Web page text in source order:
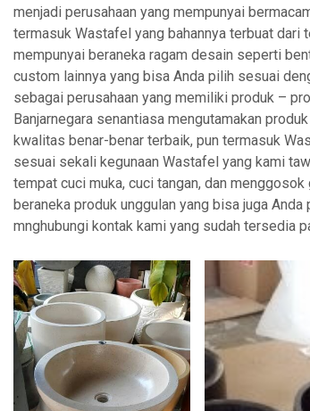
menjadi perusahaan yang mempunyai
termasuk Wastafel yang bahannya terbuat dari
mempunyai beraneka ragam desain seperti
custom lainnya yang bisa Anda pilih sesuai
sebagai perusahaan yang memiliki produk –
Banjarnegara senantiasa mengutamakan
kwalitas benar-benar terbaik, pun termasuk
sesuai sekali kegunaan Wastafel yang kami
tempat cuci muka, cuci tangan, dan
beraneka produk unggulan yang bisa juga
mnghubungi kontak kami yang sudah tersedia